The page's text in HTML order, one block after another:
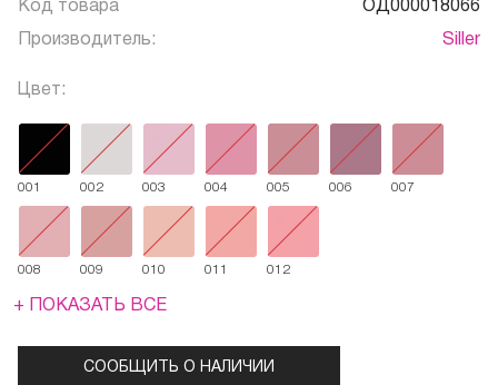
Код товара ОД000018066
Производитель: Siller
Цвет:
001 002 003 004 005 006 007
008 009 010 011 012
+ ПОКАЗАТЬ ВСЕ
СООБЩИТЬ О НАЛИЧИИ